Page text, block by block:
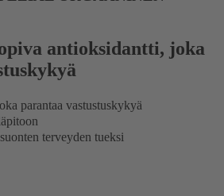
antioksidantti, joka
parantaa vastustuskykyä
terveyden tueksi